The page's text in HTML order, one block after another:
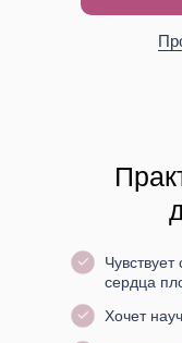
сердца
Хочет